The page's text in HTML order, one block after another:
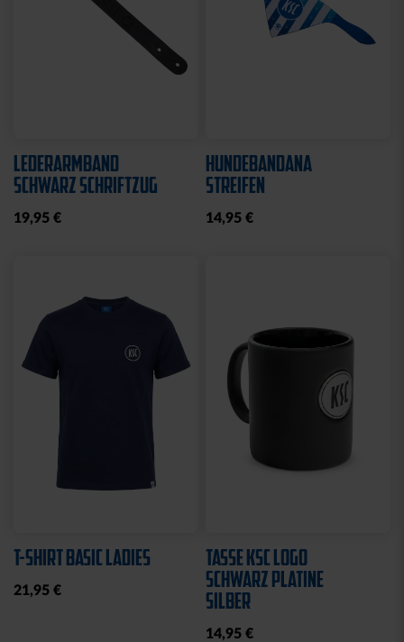
LEDERARMBAND
SCHWARZ SCHRIFTZUG
19,95 €
HUNDEBANDANA
STREIFEN
14,95 €
T-SHIRT BASIC LADIES
21,95 €
TASSE KSC LOGO
SCHWARZ PLATINE
SILBER
14,95 €